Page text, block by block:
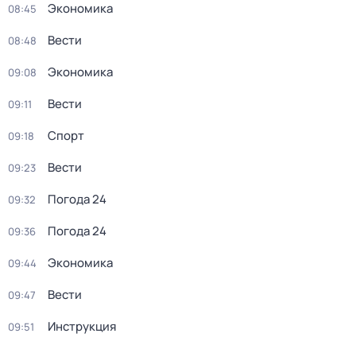
08:45 Экономика
08:48 Вести
09:08 Экономика
09:11 Вести
09:18 Спорт
09:23 Вести
09:32 Погода 24
09:36 Погода 24
09:44 Экономика
09:47 Вести
09:51 Инструкция